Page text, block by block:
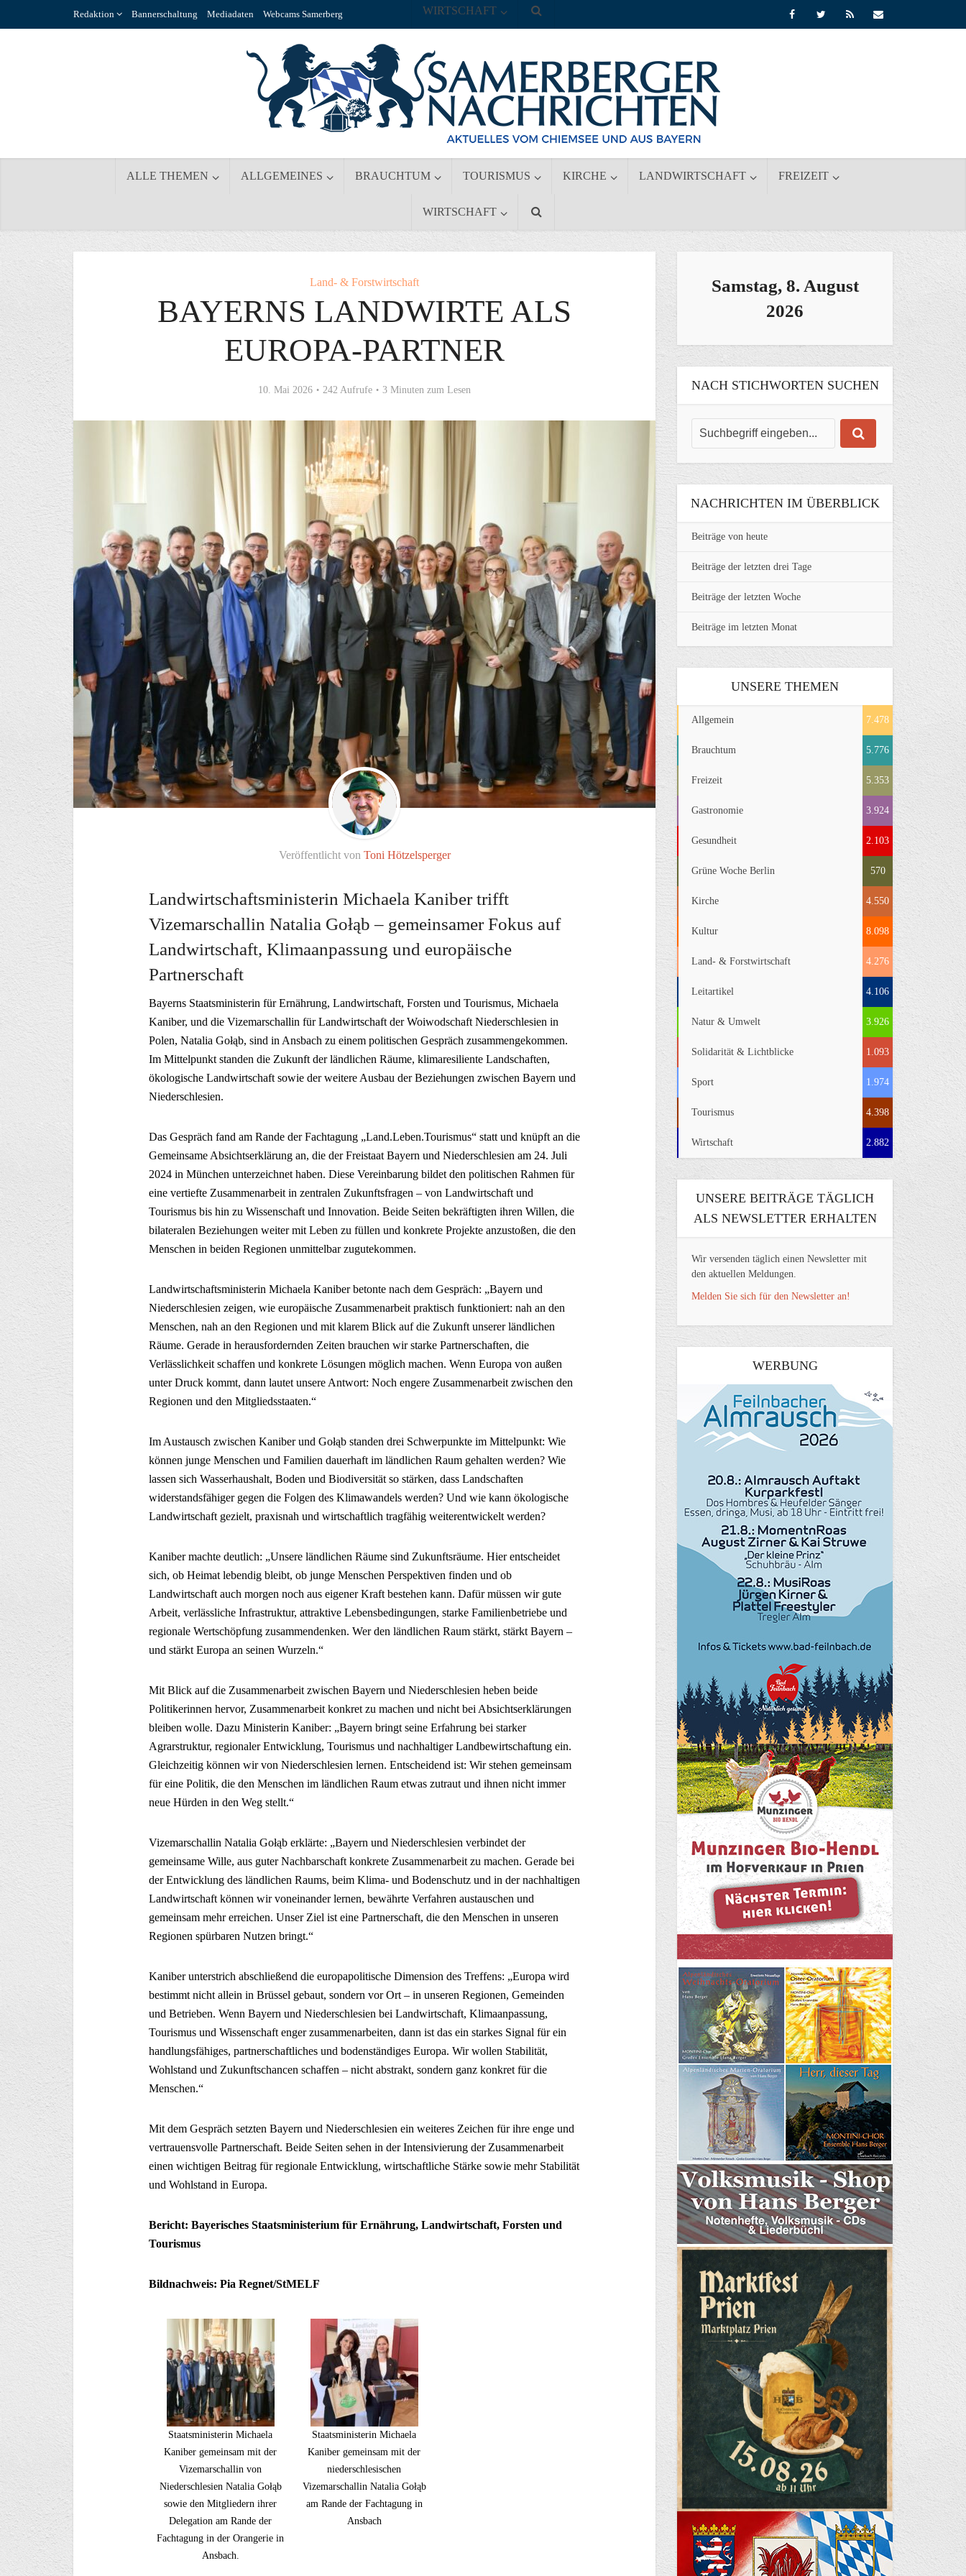
Redaktion Bannerschaltung Mediadaten Webcams Samerberg
ALLE THEMEN ALLGEMEINES BRAUCHTUM TOURISMUS KIRCHE LANDWIRTSCHAFT FREIZEIT
WIRTSCHAFT
WIRTSCHAFT
Land- & Forstwirtschaft
BAYERNS LANDWIRTE ALS
EUROPA-PARTNER
10. Mai 2026 242 Aufrufe 3 Minuten zum Lesen
Veröffentlicht von Toni Hötzelsperger
Landwirtschaftsministerin Michaela Kaniber trifft
Vizemarschallin Natalia Gołąb – gemeinsamer Fokus auf
Landwirtschaft, Klimaanpassung und europäische
Partnerschaft
Bayerns Staatsministerin für Ernährung, Landwirtschaft, Forsten und Tourismus, Michaela
Kaniber, und die Vizemarschallin für Landwirtschaft der Woiwodschaft Niederschlesien in
Polen, Natalia Gołąb, sind in Ansbach zu einem politischen Gespräch zusammengekommen.
Im Mittelpunkt standen die Zukunft der ländlichen Räume, klimaresiliente Landschaften,
ökologische Landwirtschaft sowie der weitere Ausbau der Beziehungen zwischen Bayern und
Niederschlesien.
Das Gespräch fand am Rande der Fachtagung „Land.Leben.Tourismus“ statt und knüpft an die
Gemeinsame Absichtserklärung an, die der Freistaat Bayern und Niederschlesien am 24. Juli
2024 in München unterzeichnet haben. Diese Vereinbarung bildet den politischen Rahmen für
eine vertiefte Zusammenarbeit in zentralen Zukunftsfragen – von Landwirtschaft und
Tourismus bis hin zu Wissenschaft und Innovation. Beide Seiten bekräftigten ihren Willen, die
bilateralen Beziehungen weiter mit Leben zu füllen und konkrete Projekte anzustoßen, die den
Menschen in beiden Regionen unmittelbar zugutekommen.
Landwirtschaftsministerin Michaela Kaniber betonte nach dem Gespräch: „Bayern und
Niederschlesien zeigen, wie europäische Zusammenarbeit praktisch funktioniert: nah an den
Menschen, nah an den Regionen und mit klarem Blick auf die Zukunft unserer ländlichen
Räume. Gerade in herausfordernden Zeiten brauchen wir starke Partnerschaften, die
Verlässlichkeit schaffen und konkrete Lösungen möglich machen. Wenn Europa von außen
unter Druck kommt, dann lautet unsere Antwort: Noch engere Zusammenarbeit zwischen den
Regionen und den Mitgliedsstaaten.“
Im Austausch zwischen Kaniber und Gołąb standen drei Schwerpunkte im Mittelpunkt: Wie
können junge Menschen und Familien dauerhaft im ländlichen Raum gehalten werden? Wie
lassen sich Wasserhaushalt, Boden und Biodiversität so stärken, dass Landschaften
widerstandsfähiger gegen die Folgen des Klimawandels werden? Und wie kann ökologische
Landwirtschaft gezielt, praxisnah und wirtschaftlich tragfähig weiterentwickelt werden?
Kaniber machte deutlich: „Unsere ländlichen Räume sind Zukunftsräume. Hier entscheidet
sich, ob Heimat lebendig bleibt, ob junge Menschen Perspektiven finden und ob
Landwirtschaft auch morgen noch aus eigener Kraft bestehen kann. Dafür müssen wir gute
Arbeit, verlässliche Infrastruktur, attraktive Lebensbedingungen, starke Familienbetriebe und
regionale Wertschöpfung zusammendenken. Wer den ländlichen Raum stärkt, stärkt Bayern –
und stärkt Europa an seinen Wurzeln.“
Mit Blick auf die Zusammenarbeit zwischen Bayern und Niederschlesien heben beide
Politikerinnen hervor, Zusammenarbeit konkret zu machen und nicht bei Absichtserklärungen
bleiben wolle. Dazu Ministerin Kaniber: „Bayern bringt seine Erfahrung bei starker
Agrarstruktur, regionaler Entwicklung, Tourismus und nachhaltiger Landbewirtschaftung ein.
Gleichzeitig können wir von Niederschlesien lernen. Entscheidend ist: Wir stehen gemeinsam
für eine Politik, die den Menschen im ländlichen Raum etwas zutraut und ihnen nicht immer
neue Hürden in den Weg stellt.“
Vizemarschallin Natalia Gołąb erklärte: „Bayern und Niederschlesien verbindet der
gemeinsame Wille, aus guter Nachbarschaft konkrete Zusammenarbeit zu machen. Gerade bei
der Entwicklung des ländlichen Raums, beim Klima- und Bodenschutz und in der nachhaltigen
Landwirtschaft können wir voneinander lernen, bewährte Verfahren austauschen und
gemeinsam mehr erreichen. Unser Ziel ist eine Partnerschaft, die den Menschen in unseren
Regionen spürbaren Nutzen bringt.“
Kaniber unterstrich abschließend die europapolitische Dimension des Treffens: „Europa wird
bestimmt nicht allein in Brüssel gebaut, sondern vor Ort – in unseren Regionen, Gemeinden
und Betrieben. Wenn Bayern und Niederschlesien bei Landwirtschaft, Klimaanpassung,
Tourismus und Wissenschaft enger zusammenarbeiten, dann ist das ein starkes Signal für ein
handlungsfähiges, partnerschaftliches und bodenständiges Europa. Wir wollen Stabilität,
Wohlstand und Zukunftschancen schaffen – nicht abstrakt, sondern ganz konkret für die
Menschen.“
Mit dem Gespräch setzten Bayern und Niederschlesien ein weiteres Zeichen für ihre enge und
vertrauensvolle Partnerschaft. Beide Seiten sehen in der Intensivierung der Zusammenarbeit
einen wichtigen Beitrag für regionale Entwicklung, wirtschaftliche Stärke sowie mehr Stabilität
und Wohlstand in Europa.
Bericht: Bayerisches Staatsministerium für Ernährung, Landwirtschaft, Forsten und
Tourismus
Bildnachweis: Pia Regnet/StMELF
Staatsministerin Michaela
Kaniber gemeinsam mit der
Vizemarschallin von
Niederschlesien Natalia Gołąb
sowie den Mitgliedern ihrer
Delegation am Rande der
Fachtagung in der Orangerie in
Ansbach.
Staatsministerin Michaela
Kaniber gemeinsam mit der
niederschlesischen
Vizemarschallin Natalia Gołąb
am Rande der Fachtagung in
Ansbach
Samstag, 8. August
2026
NACH STICHWORTEN SUCHEN
NACHRICHTEN IM ÜBERBLICK
Beiträge von heute
Beiträge der letzten drei Tage
Beiträge der letzten Woche
Beiträge im letzten Monat
UNSERE THEMEN
Allgemein 7.478
Brauchtum 5.776
Freizeit 5.353
Gastronomie 3.924
Gesundheit 2.103
Grüne Woche Berlin 570
Kirche 4.550
Kultur 8.098
Land- & Forstwirtschaft 4.276
Leitartikel 4.106
Natur & Umwelt 3.926
Solidarität & Lichtblicke 1.093
Sport 1.974
Tourismus 4.398
Wirtschaft 2.882
UNSERE BEITRÄGE TÄGLICH
ALS NEWSLETTER ERHALTEN
Wir versenden täglich einen Newsletter mit
den aktuellen Meldungen.
Melden Sie sich für den Newsletter an!
WERBUNG